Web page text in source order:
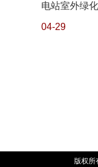
电站室外绿
04-29
版权所